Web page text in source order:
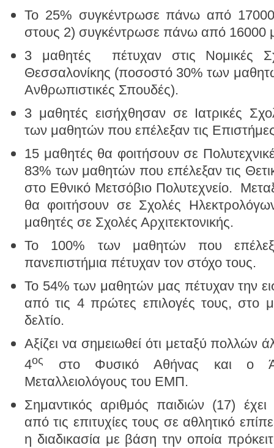
Το 25% συγκέντρωσε πάνω από
στους 2) συγκέντρωσε πάνω από 16000
3 μαθητές πέτυχαν στις Νομικές
Θεσσαλονίκης (ποσοστό 30% των
Ανθρωπιστικές Σπουδές).
3 μαθητές εισήχθησαν σε Ιατρικές
των μαθητών που επέλεξαν τις
15 μαθητές θα φοιτήσουν σε
83% των μαθητών που επέλεξαν τις
στο Εθνικό Μετσόβιο Πολυτεχνείο.
θα φοιτήσουν σε Σχολές
μαθητές σε Σχολές Αρχιτεκτονικής.
Το 100% των μαθητών που
πανεπιστήμια πέτυχαν τον στόχο τους.
Το 54% των μαθητών μας πέτυχαν την
από τις 4 πρώτες επιλογές τους, στο
δελτίο.
Αξίζει να σημειωθεί ότι μεταξύ πολλών
4ος
στο Φυσικό Αθήνας και ο
Μεταλλειολόγους του ΕΜΠ.
Σημαντικός αριθμός παιδιών (17) έχει
από τις επιτυχίες τους σε αθλητικό
η διαδικασία με βάση την οποία